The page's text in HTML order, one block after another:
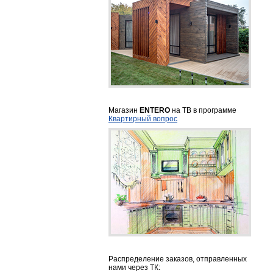
Магазин ENTERO на ТВ в программе
Квартирный вопрос
Распределение заказов, отправленных
нами через ТК: